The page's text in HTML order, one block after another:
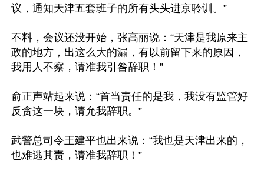
议，通知天津五套班子的所有头头进京聆训。”
不料，会议还没开始，张高丽说：“天津是我原来主
政的地方，出这么大的漏，有以前留下来的原因，
我用人不察，请准我引咎辞职！”
俞正声站起来说：“首当责任的是我，我没有监管好
反贪这一块，请允我辞职。”
武警总司令王建平也出来说：“我也是天津出来的，
也难逃其责，请准我辞职！”